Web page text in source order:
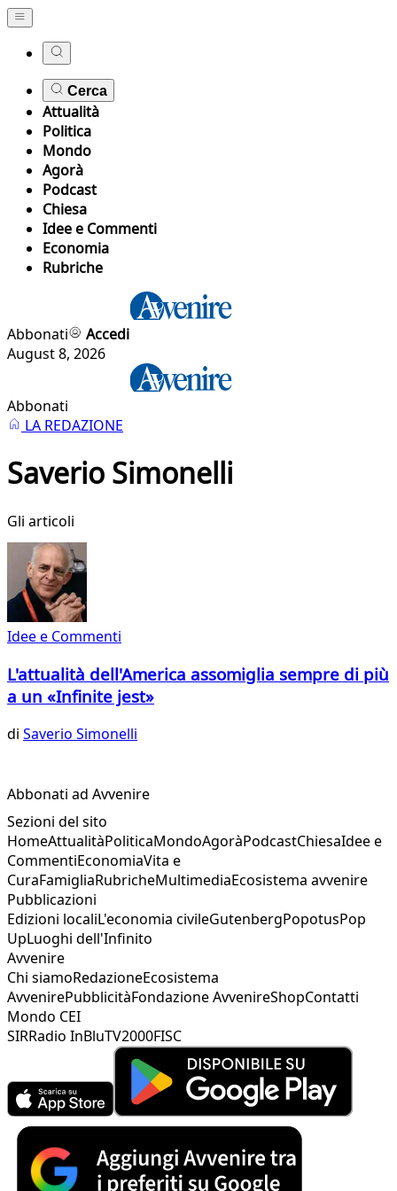
Cerca
Attualità
Politica
Mondo
Agorà
Podcast
Chiesa
Idee e Commenti
Economia
Rubriche
Abbonati
Accedi
August 8, 2026
Abbonati
LA REDAZIONE
Saverio Simonelli
Gli articoli
Idee e Commenti
L'attualità dell'America assomiglia sempre di più
a un «Infinite jest»
di Saverio Simonelli
Abbonati ad Avvenire
Sezioni del sito
HomeAttualitàPoliticaMondoAgoràPodcastChiesaIdee e
CommentiEconomiaVita e
CuraFamigliaRubricheMultimediaEcosistema avvenire
Pubblicazioni
Edizioni localiL'economia civileGutenbergPopotusPop
UpLuoghi dell'Infinito
Avvenire
Chi siamoRedazioneEcosistema
AvvenirePubblicitàFondazione AvvenireShopContatti
Mondo CEI
SIRRadio InBluTV2000FISC